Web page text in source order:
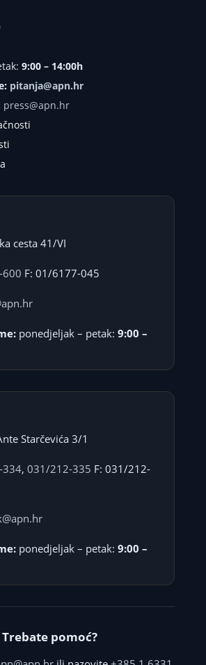
9:00 – 14:00h
pitanja@apn.hr
press@apn.hr
cesta 41/VI
F: 01/6177-045
ponedjeljak – petak: 9:00 –
Starčevića 3/1
, 031/212-335 F: 031/212-
ponedjeljak – petak: 9:00 –
Trebate pomoć?